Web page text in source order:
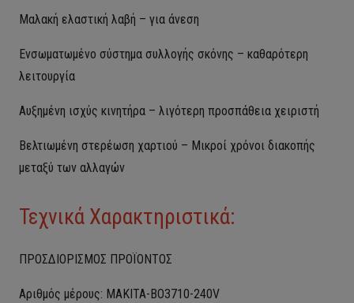
Μαλακή ελαστική λαβή – για άνεση
Ενσωματωμένο σύστημα συλλογής σκόνης – καθαρότερη
λειτουργία
Αυξημένη ισχύς κινητήρα – λιγότερη προσπάθεια χειριστή
Βελτιωμένη στερέωση χαρτιού – Μικροί χρόνοι διακοπής
μεταξύ των αλλαγών
Τεχνικά Χαρακτηριστικά:
ΠΡΟΣΔΙΟΡΙΣΜΟΣ ΠΡΟΪΟΝΤΟΣ
Αριθμός μέρους: MAKITA-BO3710-240V